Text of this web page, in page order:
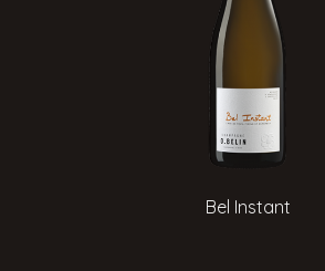
Bel Instant